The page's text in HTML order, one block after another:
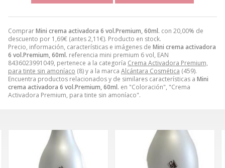
ComprarMini crema activadora 6 vol.Premium, 60ml. con 20,00% de
descuento por 1,69€ (antes2,11€). Producto en stock.
Precio, información, características e imágenes de Mini crema activadora
6 vol.Premium, 60ml. referencia mini premium 6 vol, EAN
8436023991049, pertenece a la categoría Crema Activadora Premium,
para tinte sin amoníaco (8) y a la marca Alcántara Cosmética (459).
Encuentra productos relacionados y de similares características a Mini
crema activadora 6 vol.Premium, 60ml. en "Coloración", "Crema
Activadora Premium, para tinte sin amoníaco".